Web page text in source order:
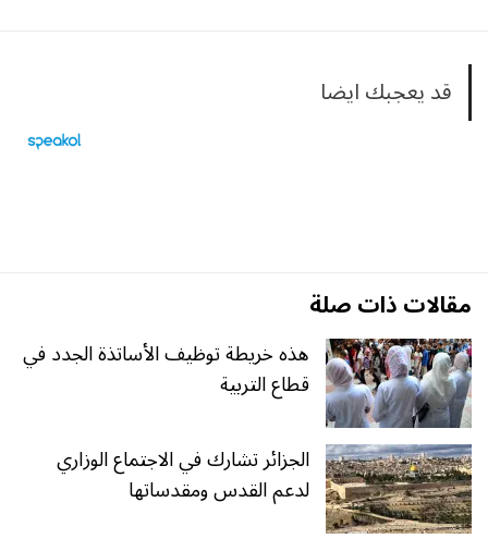
قد يعجبك ايضا
مقالات ذات صلة
هذه خريطة توظيف الأساتذة الجدد في
قطاع التربية
الجزائر تشارك في الاجتماع الوزاري
لدعم القدس ومقدساتها